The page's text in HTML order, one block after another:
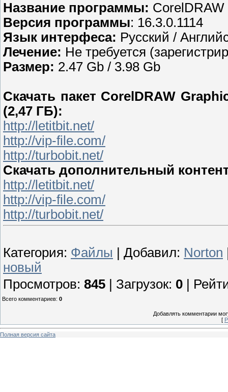
Название программы:
Версия программы: 16.3.0.1114
Язык интерфеса: Русский /
Лечение: Не требуется
Размер: 2.47 Gb / 3.98 Gb
Скачать пакет CorelDRAW
(2,47 ГБ):
http://letitbit.net/
http://vip-file.com/
http://turbobit.net/
Скачать дополнительный
http://letitbit.net/
http://vip-file.com/
http://turbobit.net/
Категория: Файлы Добавил: Norton
новый
Просмотров: 845 Загрузок: 0
Всего комментариев: 0
Добавлять комментарии
[
Полная версия сайта